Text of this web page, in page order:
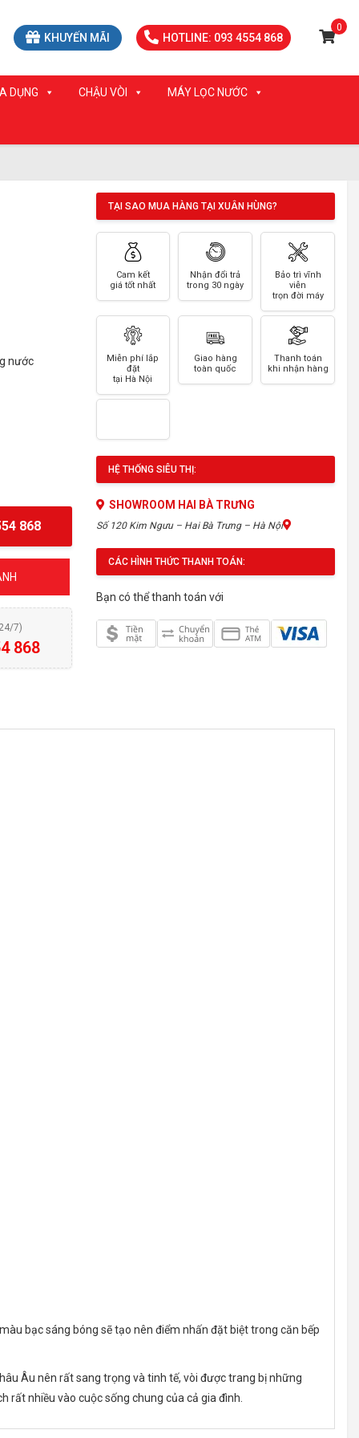
KHUYẾN MÃI HOTLINE: 093 4554 868
0
DỤNG CHẬU VÒI MÁY LỌC NƯỚC
nước
868
7)
868
TẠI SAO MUA HÀNG TẠI XUÂN HÙNG?
Cam kết
giá tốt nhất
Nhận đổi trả
trong 30 ngày
Bảo trì vĩnh
viễn
trọn đời máy
Miễn phí lắp
đặt
tại Hà Nội
Giao hàng
toàn quốc
Thanh toán
khi nhận hàng
HỆ THỐNG SIÊU THỊ:
SHOWROOM HAI BÀ TRƯNG
Số 120 Kim Ngưu – Hai Bà Trưng – Hà Nội
CÁC HÌNH THỨC THANH TOÁN:
Bạn có thể thanh toán với
bạc sáng bóng sẽ tạo nên điểm nhấn đặt biệt trong căn bếp
Âu nên rất sang trọng và tinh tế, vòi được trang bị những
rất nhiều vào cuộc sống chung của cả gia đình.